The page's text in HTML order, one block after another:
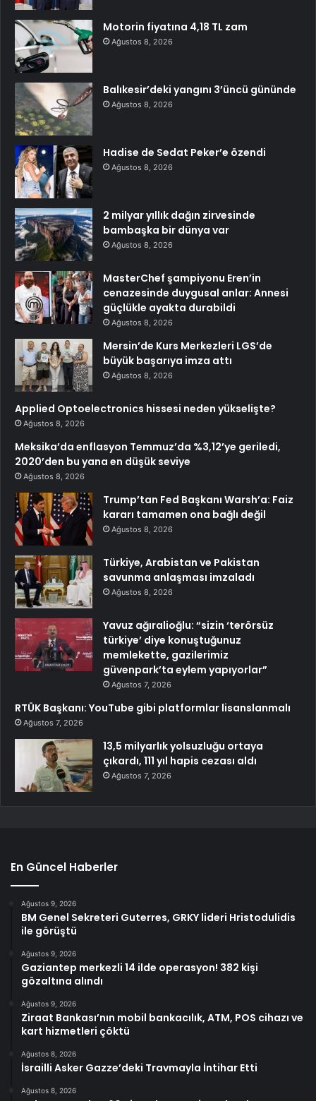
Motorin fiyatına 4,18 TL zam
Ağustos 8, 2026
Balıkesir’deki yangını 3’üncü gününde
Ağustos 8, 2026
Hadise de Sedat Peker’e özendi
Ağustos 8, 2026
2 milyar yıllık dağın zirvesinde
bambaşka bir dünya var
Ağustos 8, 2026
MasterChef şampiyonu Eren’in
cenazesinde duygusal anlar: Annesi
güçlükle ayakta durabildi
Ağustos 8, 2026
Mersin’de Kurs Merkezleri LGS’de
büyük başarıya imza attı
Ağustos 8, 2026
Applied Optoelectronics hissesi neden yükselişte?
Ağustos 8, 2026
Meksika’da enflasyon Temmuz’da %3,12’ye geriledi,
2020’den bu yana en düşük seviye
Ağustos 8, 2026
Trump’tan Fed Başkanı Warsh’a: Faiz
kararı tamamen ona bağlı değil
Ağustos 8, 2026
Türkiye, Arabistan ve Pakistan
savunma anlaşması imzaladı
Ağustos 8, 2026
Yavuz ağıralioğlu: “sizin ‘terörsüz
türkiye’ diye konuştuğunuz
memlekette, gazilerimiz
güvenpark’ta eylem yapıyorlar”
Ağustos 7, 2026
RTÜK Başkanı: YouTube gibi platformlar lisanslanmalı
Ağustos 7, 2026
13,5 milyarlık yolsuzluğu ortaya
çıkardı, 111 yıl hapis cezası aldı
Ağustos 7, 2026
En Güncel Haberler
Ağustos 9, 2026
BM Genel Sekreteri Guterres, GRKY lideri Hristodulidis
ile görüştü
Ağustos 9, 2026
Gaziantep merkezli 14 ilde operasyon! 382 kişi
gözaltına alındı
Ağustos 9, 2026
Ziraat Bankası’nın mobil bankacılık, ATM, POS cihazı ve
kart hizmetleri çöktü
Ağustos 8, 2026
İsrailli Asker Gazze’deki Travmayla İntihar Etti
Ağustos 8, 2026